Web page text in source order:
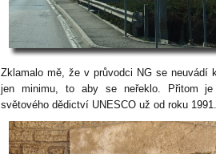
Zklamalo mě, že v průvodci NG se neuvádí
jen minimu, to aby se neřeklo. Přitom je
světového dědictví UNESCO už od roku 1991.